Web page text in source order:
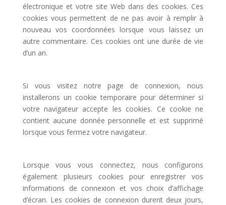
électronique et votre site Web dans des cookies. Ces
cookies vous permettent de ne pas avoir à remplir à
nouveau vos coordonnées lorsque vous laissez un
autre commentaire. Ces cookies ont une durée de vie
d’un an.
Si vous visitez notre page de connexion, nous
installerons un cookie temporaire pour déterminer si
votre navigateur accepte les cookies. Ce cookie ne
contient aucune donnée personnelle et est supprimé
lorsque vous fermez votre navigateur.
Lorsque vous vous connectez, nous configurons
également plusieurs cookies pour enregistrer vos
informations de connexion et vos choix d’affichage
d’écran. Les cookies de connexion durent deux jours,